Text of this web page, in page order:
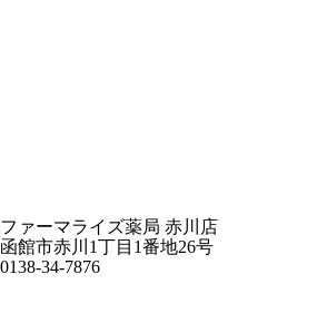
ファーマライズ薬局 赤川店
函館市赤川1丁目1番地26号
0138‐34‐7876